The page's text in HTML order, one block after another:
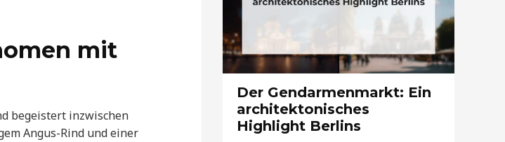
mit
begeistert inzwischen
Angus-Rind und einer
Der Gendarmenmarkt: Ein
architektonisches
Highlight Berlins